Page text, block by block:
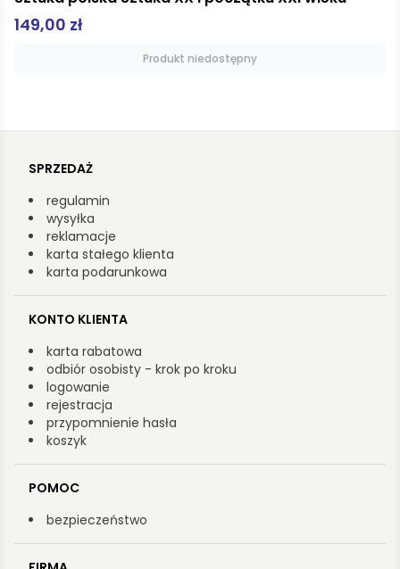
29,90 zł
Dodaj do koszyka
SPRZEDAŻ
regulamin
wysyłka
reklamacje
karta stałego klienta
karta podarunkowa
KONTO KLIENTA
karta rabatowa
odbiór osobisty - krok po kroku
logowanie
rejestracja
przypomnienie hasła
koszyk
POMOC
bezpieczeństwo